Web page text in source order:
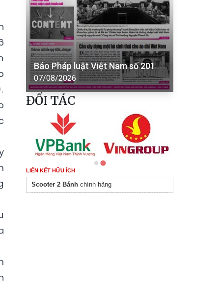
Báo Pháp luật Việt Nam số 201
07/08/2026
ĐỐI TÁC
LIÊN KẾT HỮU ÍCH
Scooter 2 Bánh chính hãng